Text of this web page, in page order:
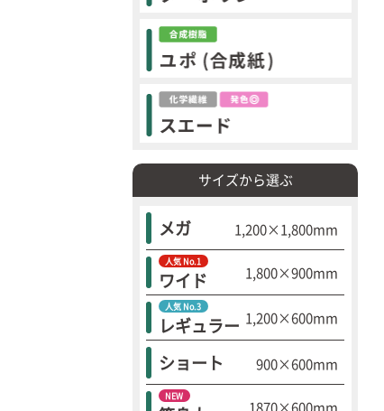
サイズから選ぶ
メガ 1,200×1,800mm
人気 No.1
ワイド 1,800×900mm
人気 No.3
レギュラー 1,200×600mm
ショート 900×600mm
NEW